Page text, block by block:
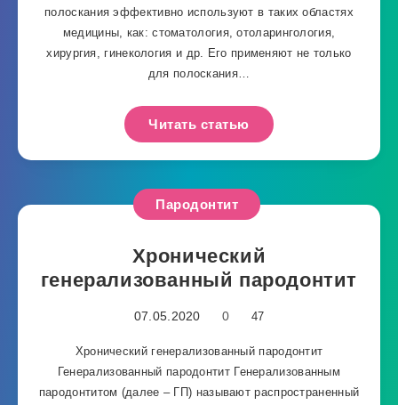
полоскания эффективно используют в таких областях
медицины, как: стоматология, отоларингология,
хирургия, гинекология и др. Его применяют не только
для полоскания…
Читать статью
Пародонтит
Хронический
генерализованный пародонтит
07.05.2020 0 47
Хронический генерализованный пародонтит
Генерализованный пародонтит Генерализованным
пародонтитом (далее – ГП) называют распространенный